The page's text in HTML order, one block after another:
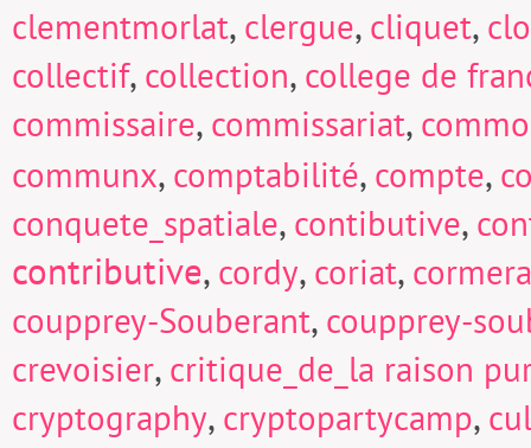
clementmorlat, clergue, cliquet,
collectif, collection, college de
commissaire, commissariat,
communx, comptabilité, compte,
conquete_spatiale, contibutive,
contributive, cordy, coriat,
coupprey-Souberant, coupprey-
crevoisier, critique_de_la raison
cryptography, cryptopartycamp,